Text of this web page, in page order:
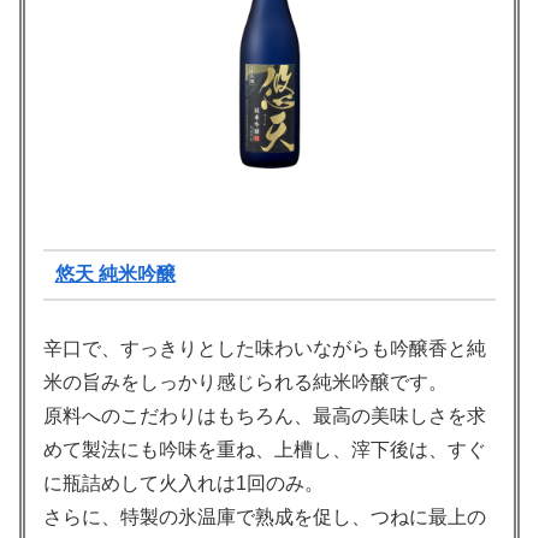
悠天 純米吟醸
辛口で、すっきりとした味わいながらも吟醸香と純
米の旨みをしっかり感じられる純米吟醸です。
原料へのこだわりはもちろん、最高の美味しさを求
めて製法にも吟味を重ね、上槽し、滓下後は、すぐ
に瓶詰めして火入れは1回のみ。
さらに、特製の氷温庫で熟成を促し、つねに最上の